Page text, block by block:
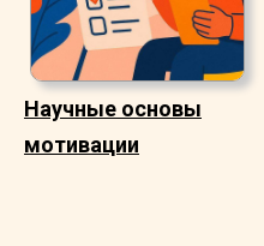
Научные основы
мотивации